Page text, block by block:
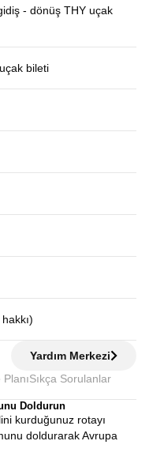
- dönüş THY uçak
bileti
Yardım Merkezi
Sıkça Sorulanlar
Doldurun
kurduğunuz rotayı
doldurarak Avrupa